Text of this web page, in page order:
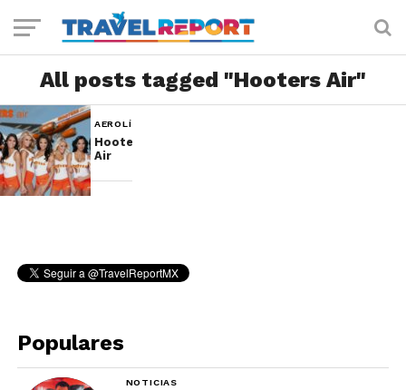
All posts tagged "Hooters Air"
AEROLÍNEAS
Hooters
Air
Populares
NOTICIAS